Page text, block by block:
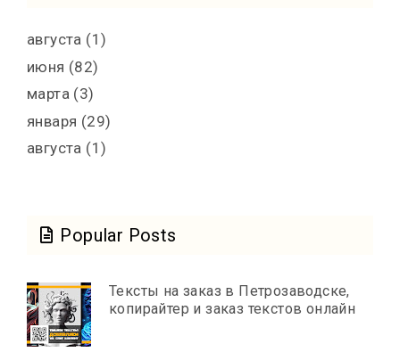
августа (1)
июня (82)
марта (3)
января (29)
августа (1)
Popular Posts
Тексты на заказ в Петрозаводске,
копирайтер и заказ текстов онлайн